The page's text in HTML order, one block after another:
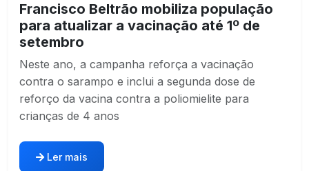
Francisco Beltrão mobiliza população
para atualizar a vacinação até 1º de
setembro
Neste ano, a campanha reforça a vacinação
contra o sarampo e inclui a segunda dose de
reforço da vacina contra a poliomielite para
crianças de 4 anos
Ler mais